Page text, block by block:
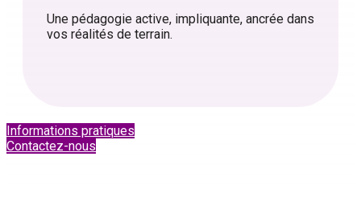
Une pédagogie active, impliquante, ancrée dans
vos réalités de terrain.
Informations pratiques
Contactez-nous